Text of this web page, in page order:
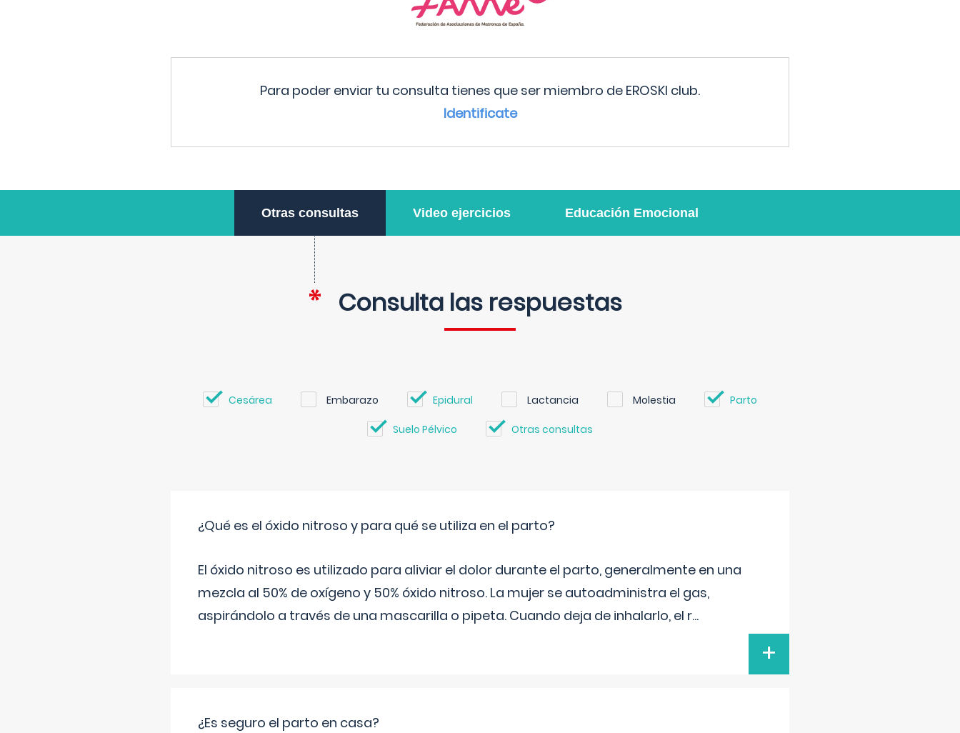
Para poder enviar tu consulta tienes que ser miembro de EROSKI club.
Identificate
Otras consultas Video ejercicios Educación Emocional
Consulta las respuestas
Cesárea Embarazo Epidural Lactancia Molestia Parto
Suelo Pélvico Otras consultas
¿Qué es el óxido nitroso y para qué se utiliza en el parto?
El óxido nitroso es utilizado para aliviar el dolor durante el parto, generalmente en una
mezcla al 50% de oxígeno y 50% óxido nitroso. La mujer se autoadministra el gas,
aspirándolo a través de una mascarilla o pipeta. Cuando deja de inhalarlo, el r...
+
¿Es seguro el parto en casa?